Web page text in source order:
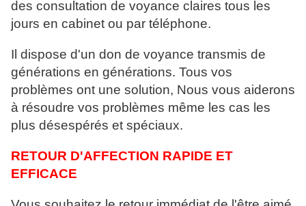
des consultation de voyance claires tous les
jours en cabinet ou par téléphone.
Il dispose d'un don de voyance transmis de
générations en générations. Tous vos
problèmes ont une solution, Nous vous aiderons
à résoudre vos problèmes même les cas les
plus désespérés et spéciaux.
RETOUR D'AFFECTION RAPIDE ET
EFFICACE